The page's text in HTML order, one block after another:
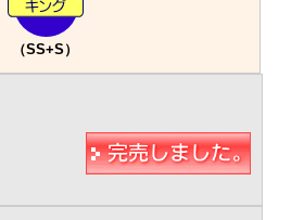
（SS+S）